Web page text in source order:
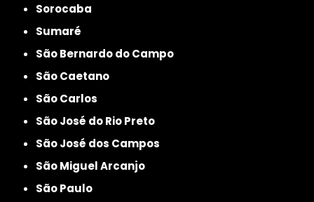
Sorocaba
Sumaré
São Bernardo do Campo
São Caetano
São Carlos
São José do Rio Preto
São José dos Campos
São Miguel Arcanjo
São Paulo